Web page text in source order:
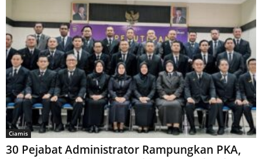
Ciamis
30 Pejabat Administrator Rampungkan PKA,